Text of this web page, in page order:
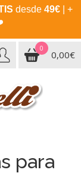
desde 49€| +
0
0,00€
para